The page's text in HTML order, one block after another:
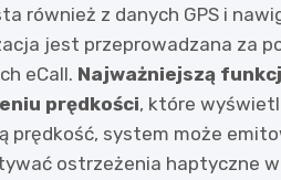
również z danych GPS i
jest przeprowadzana za
eCall. Najważniejszą
prędkości, które
prędkość, system może
ostrzeżenia haptyczne